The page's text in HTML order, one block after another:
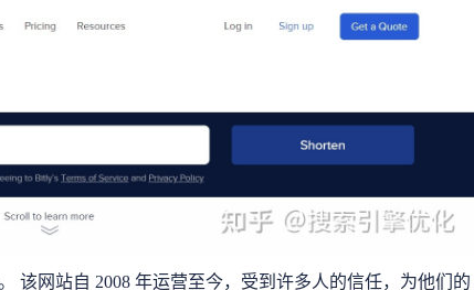
该网站自 2008 年运营至今，受到许多人的信任，为他们的